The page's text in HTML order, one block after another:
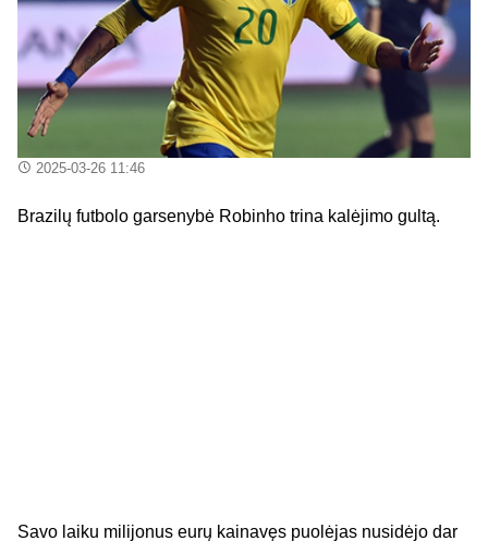
2025-03-26 11:46
Brazilų futbolo garsenybė Robinho trina kalėjimo gultą.
Savo laiku milijonus eurų kainavęs puolėjas nusidėjo dar